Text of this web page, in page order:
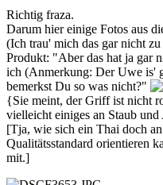
Richtig fraza.
Darum hier einige Fotos aus
(Ich trau' mich das gar nicht
Produkt: "Aber das hat ja gar
ich (Anmerkung: Der Uwe is'
bemerkst Du so was nicht?"
{Sie meint, der Griff ist nicht
vielleicht einiges an Staub
[Tja, wie sich ein Thai doch
Qualitätsstandard orientieren
mit.]